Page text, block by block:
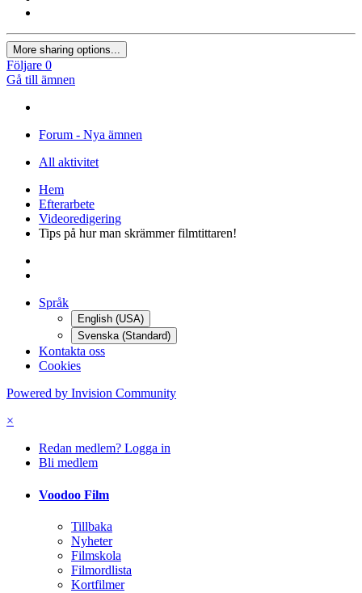
More sharing options...
Följare 0
Gå till ämnen
Forum - Nya ämnen
All aktivitet
Hem
Efterarbete
Videoredigering
Tips på hur man skrämmer filmtittaren!
Språk
English (USA)
Svenska (Standard)
Kontakta oss
Cookies
Powered by Invision Community
×
Redan medlem? Logga in
Bli medlem
Voodoo Film
Tillbaka
Nyheter
Filmskola
Filmordlista
Kortfilmer